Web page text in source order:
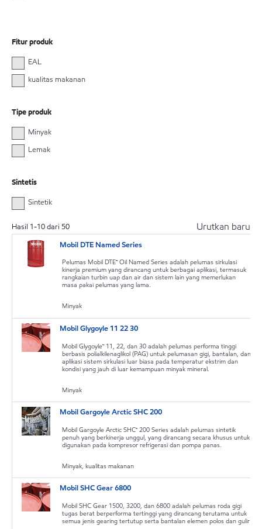
Fitur produk
EAL
kualitas makanan
Tipe produk
Minyak
Lemak
Sintetis
Sintetik
Hasil 1-10dari 50 Urutkan baru
Mobil DTE Named Series
Pelumas Mobil DTE™ Oil Named Series adalah pelumas sirkulasi
kinerja premium yang dirancang untuk berbagai aplikasi, termasuk
rangkaian turbin uap dan air dan sistem lain yang memerlukan
masa pakai pelumas yang lama.
Minyak
Mobil Glygoyle 11 22 30
Mobil Glygoyle™ 11, 22, dan 30 adalah pelumas performa tinggi
berbasis polialkilenaglikol (PAG) untuk pelumasan gigi, bantalan, dan
aplikasi sistem sirkulasi luar biasa pada temperatur ekstrim dan
kondisi yang jauh di luar kemampuan minyak mineral.
Minyak
Mobil Gargoyle Arctic SHC 200
Mobil Gargoyle Arctic SHC™ 200 Series adalah pelumas sintetik
penuh yang berkinerja unggul, yang dirancang secara khusus untuk
digunakan pada kompresor refrigerasi dan pompa panas.
Minyak, kualitas makanan
Mobil SHC Gear 6800
Mobil SHC Gear 1500, 3200, dan 6800 adalah pelumas roda gigi
tugas berat berperforma tertinggi yang dirancang terutama untuk
semua jenis gearing tertutup serta bantalan elemen polos dan gulir